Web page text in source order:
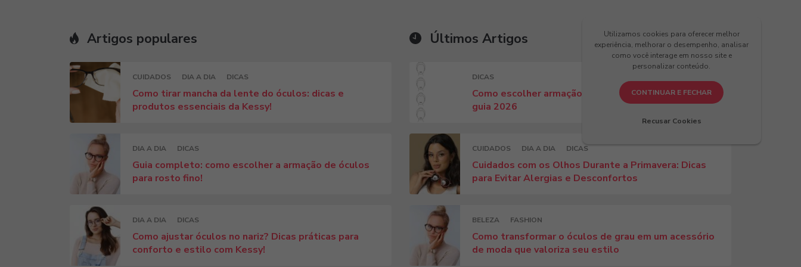
Artigos populares
CUIDADOS DIA A DIA DICAS
Como tirar mancha da lente do óculos: dicas e
produtos essenciais da Kessy!
DIA A DIA DICAS
Guia completo: como escolher a armação de óculos
para rosto fino!
DIA A DIA DICAS
Como ajustar óculos no nariz? Dicas práticas para
conforto e estilo com Kessy!
Últimos Artigos
DICAS
Como escolher armação para o seu formato de rosto:
guia 2026
CUIDADOS DIA A DIA DICAS
Cuidados com os Olhos Durante a Primavera: Dicas
para Evitar Alergias e Desconfortos
BELEZA FASHION
Como transformar o óculos de grau em um acessório
de moda que valoriza seu estilo
Utilizamos cookies para oferecer melhor
experiência, melhorar o desempenho, analisar
como você interage em nosso site e
personalizar conteúdo.
CONTINUAR E FECHAR
Recusar Cookies